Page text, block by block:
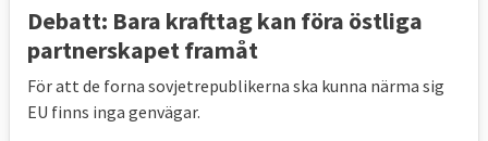
Debatt: Bara krafttag kan föra östliga
partnerskapet framåt
För att de forna sovjetrepublikerna ska kunna närma sig
EU finns inga genvägar.